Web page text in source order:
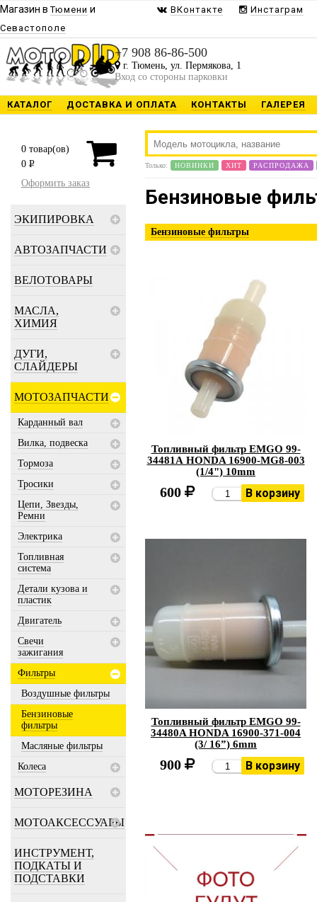
Магазин вТюмени и
Севастополе
ВКонтакте Инстаграм
+7 908 86-86-500
г. Тюмень, ул. Пермякова, 1
Вход со стороны парковки
КАТАЛОГ ДОСТАВКА И ОПЛАТА КОНТАКТЫ ГАЛЕРЕЯ
0 товар(ов)
0 P
Оформить заказ
ЭКИПИРОВКА
АВТОЗАПЧАСТИ
ВЕЛОТОВАРЫ
МАСЛА,
ХИМИЯ
ДУГИ,
СЛАЙДЕРЫ
МОТОЗАПЧАСТИ
Карданный вал
Вилка, подвеска
Тормоза
Тросики
Цепи, Звезды,
Ремни
Электрика
Топливная
система
Детали кузова и
пластик
Двигатель
Свечи
зажигания
Фильтры
Воздушные фильтры
Бензиновые
фильтры
Масляные фильтры
Колеса
МОТОРЕЗИНА
МОТОАКСЕССУАРЫ
ИНСТРУМЕНТ,
ПОДКАТЫ И
ПОДСТАВКИ
Только: НОВИНКИ ХИТ РАСПРОДАЖА
Бензиновые
Бензиновые фильтры
Топливный фильтр EMGO 99-
34481А HONDA 16900-MG8-003
(1/4") 10mm
600 В корзину
Топливный фильтр EMGO 99-
34480A HONDA 16900-371-004
(3/ 16”) 6mm
900 В корзину